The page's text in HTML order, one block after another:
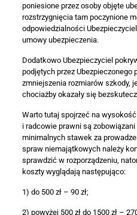
poniesione przez osoby objęte
rozstrzygnięcia tam poczynione
odpowiedzialności
umowy ubezpieczenia.
Dodatkowo Ubezpieczyciel
podjętych przez
zmniejszenia rozmiarów szkody,
chociażby okazały się
Warto tutaj spojrzeć na
i radcowie prawni są
minimalnych stawek za
spraw niemajątkowych należy
sprawdzić w rozporządzeniu,
koszty wyglądają następująco:
1) do 500 zł – 90 zł;
2) powyżej 500 zł do 1500 zł –